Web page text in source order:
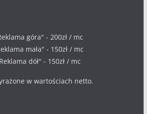
góra" - 200zł / mc
mała" - 150zł / mc
dół" - 150zł / mc
w wartościach netto.